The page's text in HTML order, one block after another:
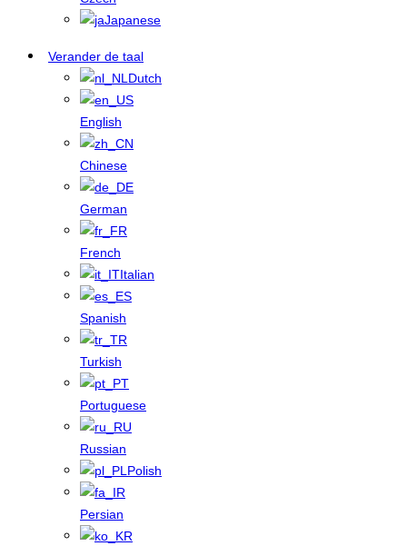
Japanese
Verander de taal
Dutch
English
Chinese
German
French
Italian
Spanish
Turkish
Portuguese
Russian
Polish
Persian